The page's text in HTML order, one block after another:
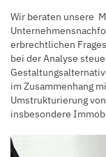
Wir beraten unsere
erbrechtlichen
bei der Analyse
im Zusammenhang
Umstrukturierung
insbesondere